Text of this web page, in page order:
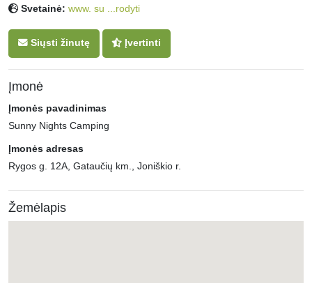
Svetainė: www. su ...rodyti
Siųsti žinutę Įvertinti
Įmonė
Įmonės pavadinimas
Sunny Nights Camping
Įmonės adresas
Rygos g. 12A, Gataučių km., Joniškio r.
Žemėlapis